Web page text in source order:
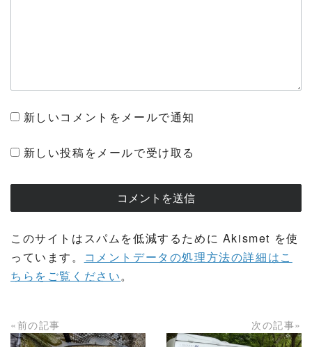
新しいコメントをメールで通知
新しい投稿をメールで受け取る
このサイトはスパムを低減するために Akismet を使
っています。
コメントデータの処理方法の詳細はこ
ちらをご覧ください。
«前の記事 次の記事»